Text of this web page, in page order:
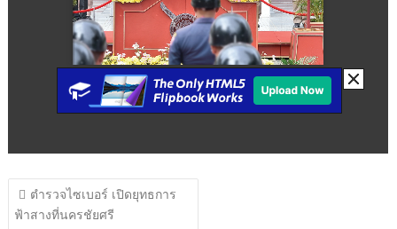
แนะแนว
เรื่อง
ตำรวจไซเบอร์ เปิดยุทธการ
ฟ้าสางที่นครชัยศรี